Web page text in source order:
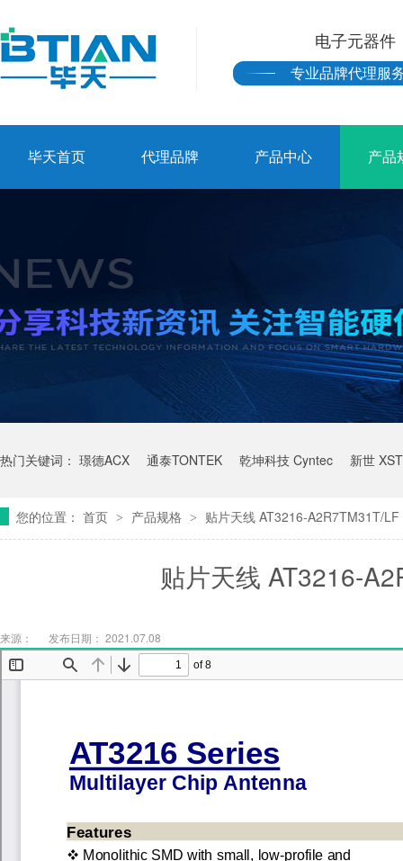
电子元器件
专业品牌代理服
毕天首页 代理品牌 产品中心 产品
热门关键词： 璟德ACX 通泰TONTEK 乾坤科技 Cyntec 新世
您的位置： 首页 > 产品规格 > 贴片天线 AT3216-A2R7TM31T/
贴片天线 AT3216-
来源： 发布日期： 2021.07.08